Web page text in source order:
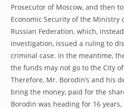
Prosecutor of Moscow, and then
Economic Security of the Ministry
Russian Federation, which,
investigation, issued a ruling to
criminal case. In the meantime,
the funds may not go to the City
Therefore, Mr. Borodin’s and his
bring the money, paid for the
Borodin was heading for 16